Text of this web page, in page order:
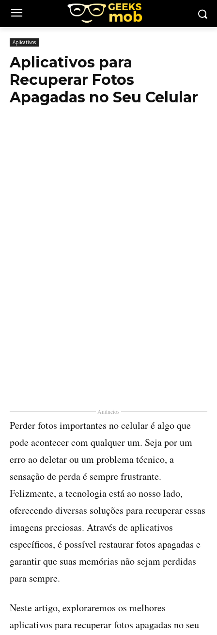
Aplicativos
Aplicativos para
Recuperar Fotos
Apagadas no Seu Celular
Anúncios
Perder fotos importantes no celular é algo que
pode acontecer com qualquer um. Seja por um
erro ao deletar ou um problema técnico, a
sensação de perda é sempre frustrante.
Felizmente, a tecnologia está ao nosso lado,
oferecendo diversas soluções para recuperar essas
imagens preciosas. Através de aplicativos
específicos, é possível restaurar fotos apagadas e
garantir que suas memórias não sejam perdidas
para sempre.
Neste artigo, exploraremos os melhores
aplicativos para recuperar fotos apagadas no seu